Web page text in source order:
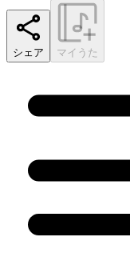
シェア マイうた